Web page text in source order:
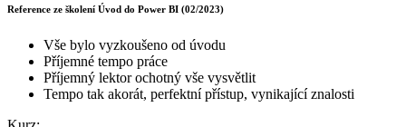
Reference ze školení Úvod do Power BI (02/2023)
Vše bylo vyzkoušeno od úvodu
Příjemné tempo práce
Příjemný lektor ochotný vše vysvětlit
Tempo tak akorát, perfektní přístup, vynikající znalosti